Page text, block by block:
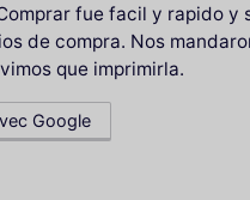
fue facil y rapido y
de compra. Nos
que imprimirla.
Google